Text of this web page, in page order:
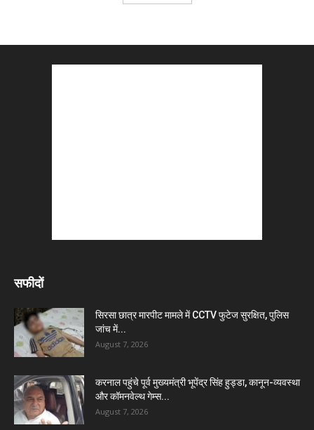
सफीदों
सिरसा छात्र मारपीट मामले में CCTV फुटेज सुरक्षित, पुलिस
जांच में...
August 7, 2026
करनाल पहुंचे पूर्व मुख्यमंत्री भूपेंद्र सिंह हुड्डा, कानून-व्यवस्था
और कॉमनवेल्थ गेम्स...
August 7, 2026